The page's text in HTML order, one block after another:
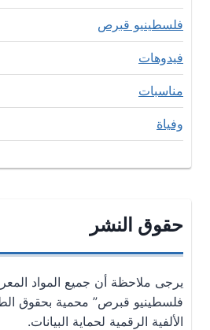
فلسطينيو قبرص
فيدوهات
مناسبات
وفياة
حقوق النشر
يرجى ملاحظة أن جميع المواد
فلسطينيو قبرص” محمية بحقوق
الألفية الرقمية لحماية البيانات.